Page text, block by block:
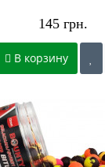
145 грн.
В корзину